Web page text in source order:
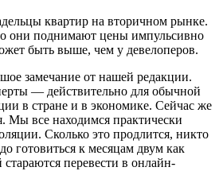
квартир на вторичном рынке.
они поднимают цены импульсивно
быть выше, чем у девелоперов.
замечание от нашей редакции.
— действительно для обычной
в стране и в экономике. Сейчас же
Мы все находимся практически
Сколько это продлится, никто
готовиться к месяцам двум как
перевести в онлайн-